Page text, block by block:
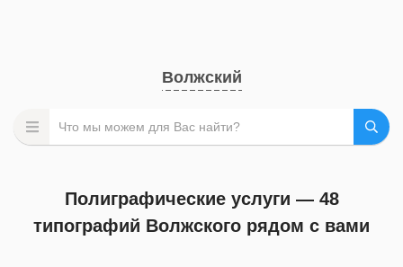
Волжский
Полиграфические услуги — 48
типографий Волжского рядом с вами